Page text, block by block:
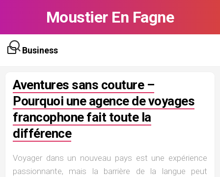
Moustier En Fagne
Business
Aventures sans couture –
Pourquoi une agence de voyages
francophone fait toute la
différence
Voyager dans un nouveau pays est une expérience
passionnante, mais la barrière de la langue peut